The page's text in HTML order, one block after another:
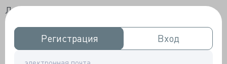
Регистрация
Регистрация Вход
Вход
Любой иностранец, приглашённый труженик или
нелегал имеет право на бесплатное и безоговорочное
получение скорой помощи «в экстренной форме при
внезапных острых заболеваниях, состояниях,
обострении хронических заболеваний,